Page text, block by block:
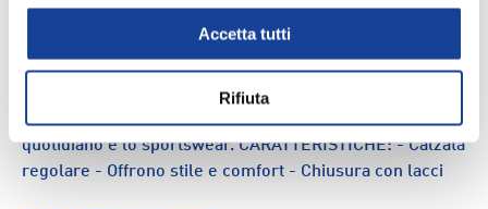
Accetta tutti
Rifiuta
Grand Court 2.0 Gs sono perfette per i bambini che
vogliono muoversi con stile e comfort. La tomaia in
similpelle, si abbina alla suola in gomma preformata per
garantire un grip efficace. Con calzata regolare e
chiusura con lacci, queste sneakers sono ideali per l'uso
quotidiano e lo sportswear. CARATTERISTICHE: - Calzata
regolare - Offrono stile e comfort - Chiusura con lacci